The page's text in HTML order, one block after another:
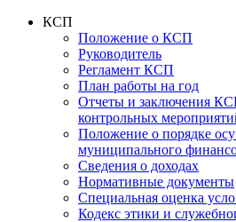
КСП
Положение о КСП
Руководитель
Регламент КСП
План работы на год
Отчеты и заключения
контрольных
Положение о порядке
муниципального
Сведения о доходах
Нормативные документы
Специальная оценка
Кодекс этики и